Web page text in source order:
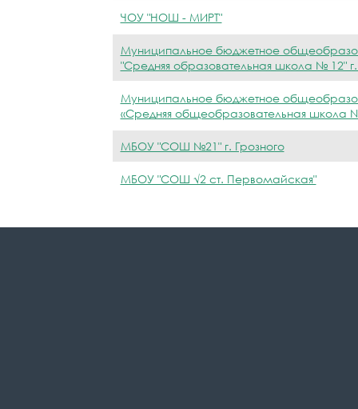
ЧОУ "НОШ - МИРТ"
Муниципальное бюджетное
"Средняя образовательная школа № 12" г.
Муниципальное бюджетное
«Средняя общеобразовательная школа №
МБОУ "СОШ №21" г. Грозного
МБОУ "СОШ √2 ст. Первомайская"